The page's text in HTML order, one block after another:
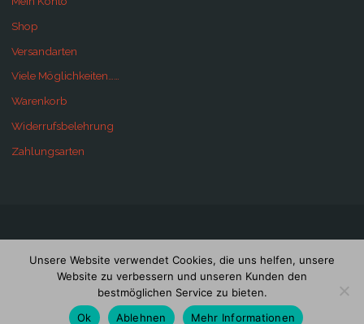
Shop
Versandarten
Viele Möglichkeiten……
Warenkorb
Widerrufsbelehrung
Zahlungsarten
©2020 BMBELTES info und Shop
Powered byAnima&WordPress.
Unsere Website verwendet Cookies, die uns helfen, unsere
Website zu verbessern und unseren Kunden den
bestmöglichen Service zu bieten.
Ok
Ablehnen Mehr Informationen